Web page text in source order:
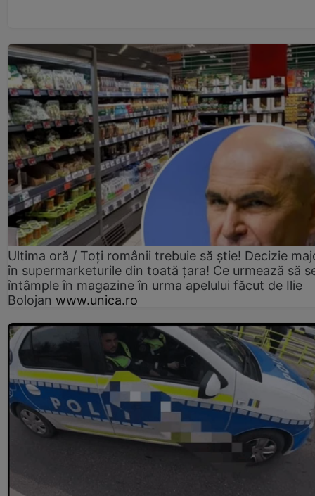
Ultima oră / Toți românii trebuie să știe! Decizie
în supermarketurile din toată țara! Ce urmează să
întâmple în magazine în urma apelului făcut de Ilie
Bolojan www.unica.ro